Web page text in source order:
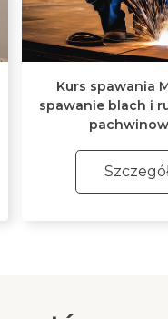
Kurs spawania
spawanie blach i